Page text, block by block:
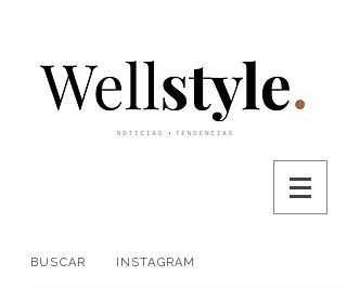
BUSCAR INSTAGRAM